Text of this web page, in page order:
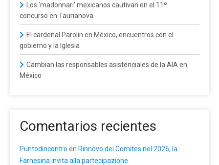
Los 'madonnari' mexicanos cautivan en el 11º
concurso en Taurianova
El cardenal Parolin en México, encuentros con el
gobierno y la Iglesia
Cambian las responsables asistenciales de la AIA en
México
Comentarios recientes
Puntodincontro en Rinnovo dei Comites nel 2026, la
Farnesina invita alla partecipazione